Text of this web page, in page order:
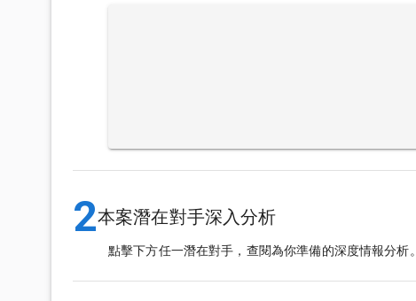
2本案潛在對手深入分析
點擊下方任一潛在對手，查閱為你準備的深度情報分析。